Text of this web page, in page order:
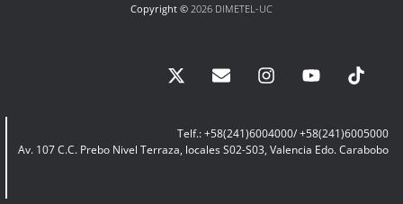
Copyright © 2026 DIMETEL-UC
Telf.: +58(241)6004000/ +58(241)6005000
Av. 107 C.C. Prebo Nivel Terraza, locales S02-S03, Valencia Edo. Carabobo